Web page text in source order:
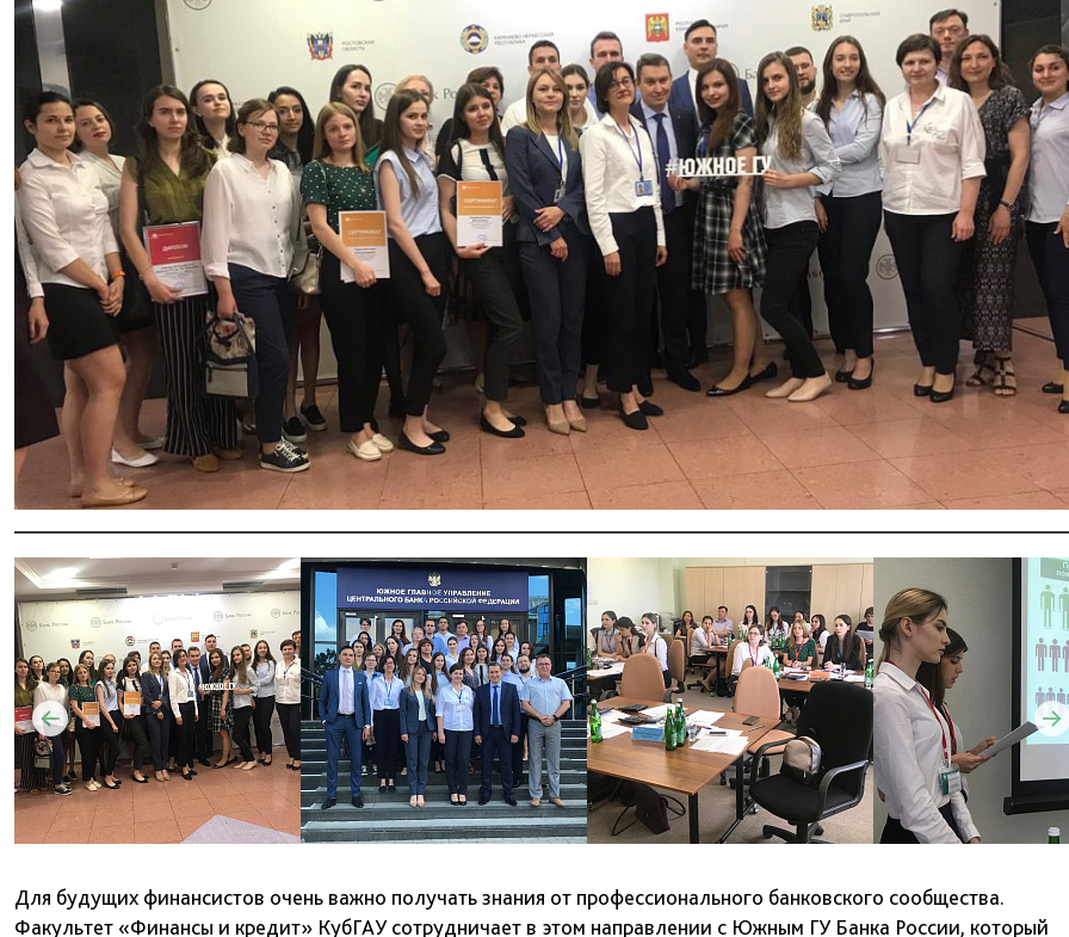
Для будущих финансистов очень важно получать знания от профессионального банковского сообщества.
Факультет «Финансы и кредит» КубГАУ сотрудничает в этом направлении с Южным ГУ Банка России, который